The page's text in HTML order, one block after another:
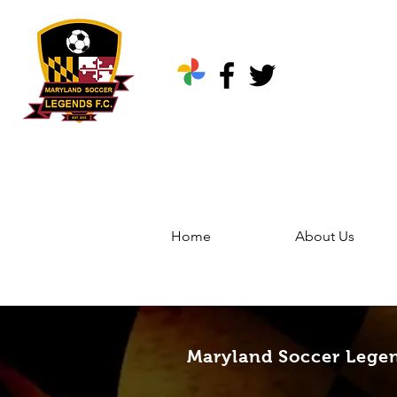
Home About Us
Maryland Soccer
Maryland Soccer